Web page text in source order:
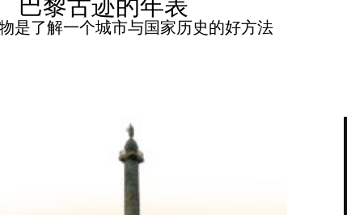
巴黎古迹的年表
是了解一个城市与国家历史的好方法